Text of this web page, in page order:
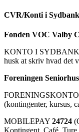
CVR/Konti i
Fonden VOC Valby
KONTO I SYDBANK:
husk at skriv hvad det
Foreningen
(kontingenter, kursus,
MOBILEPAY 24724
Kontingent, Café,